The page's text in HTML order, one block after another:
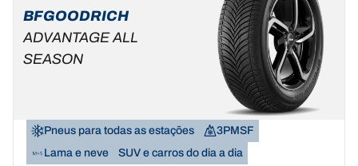
BFGOODRICH
ADVANTAGE ALL
SEASON
Pneus para todas as estações
3PMSF
Lama e neve
SUV e carros do dia a dia